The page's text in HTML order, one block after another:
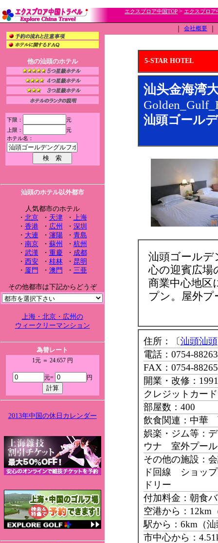
エクスプロア中国TOP > エクスプロア
他の汕頭のホテル
下限：
元
上限：
元
ホテル名：
汕頭のホテル以外都市
人気都市のホテル
・ 北京・ 天津・ 上海
・ 香港・ 広州 ・ 深圳
・ 大連 ・ 瀋陽・ 青島
・ 南京・ 蘇州 ・ 杭州
・ 武漢 ・ 重慶 ・ 成都
・ 西安・ 桂林・ 昆明
・ 厦門 ・ 澳門 ・ 三亜
その他都市は下記からどうぞ
上海・北京・広州の
ウィークリーマンション
為替レート
1元 ＝ 24.657 円
元= 円
2013年中国の休日カレンダー
会社概要
5-STAR HOTEL
汕头金海湾
汕頭ゴール
汕頭ゴールデ
心の迎賓広場
商業中心地区
プン。屋外
住所：〔汕頭汕頭
電話：0754-
FAX：0754-
開業・改修：
クレジットカー
部屋数：400
飲食関連：中
娯楽・ジム等
ウナ 室外プール
その他の施設：
ド回線 ショッ
ドリー
付加料金：朝食
空港から：12km
駅から：6km（
市中心から：